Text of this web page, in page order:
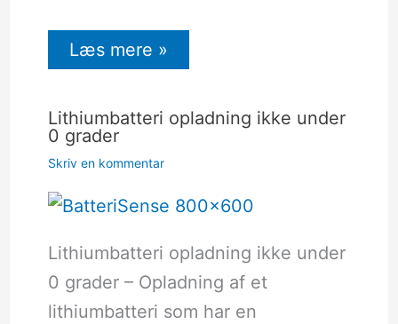
Læs mere »
Lithiumbatteri opladning ikke under
0 grader
Skriv en kommentar
Lithiumbatteri opladning ikke under
0 grader – Opladning af et
lithiumbatteri som har en